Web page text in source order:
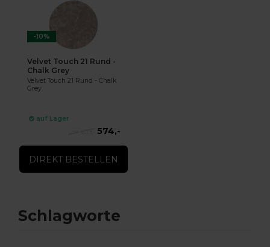
-10%
Velvet Touch 21 Rund -
Chalk Grey
Velvet Touch 21 Rund - Chalk
Grey
auf Lager
574,-
DIREKT BESTELLEN
Schlagworte